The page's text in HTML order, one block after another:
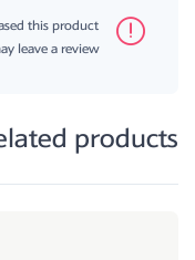
this product
leave a review.
products